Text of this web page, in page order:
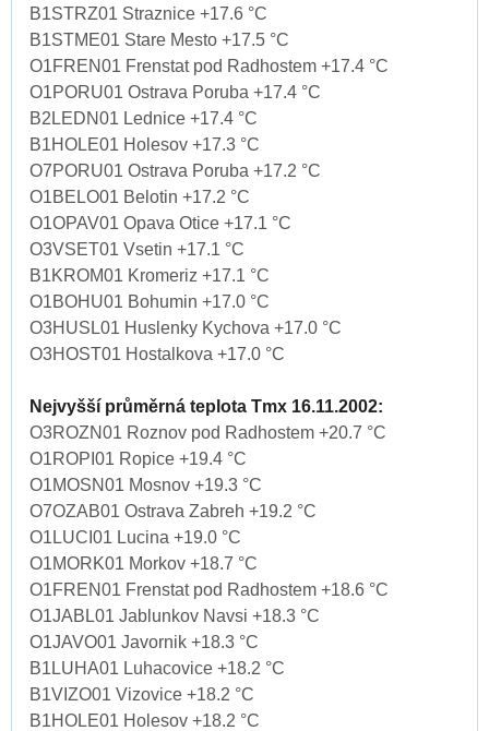
B1STRZ01 Straznice +17.6 °C
B1STME01 Stare Mesto +17.5 °C
O1FREN01 Frenstat pod Radhostem +17.4 °C
O1PORU01 Ostrava Poruba +17.4 °C
B2LEDN01 Lednice +17.4 °C
B1HOLE01 Holesov +17.3 °C
O7PORU01 Ostrava Poruba +17.2 °C
O1BELO01 Belotin +17.2 °C
O1OPAV01 Opava Otice +17.1 °C
O3VSET01 Vsetin +17.1 °C
B1KROM01 Kromeriz +17.1 °C
O1BOHU01 Bohumin +17.0 °C
O3HUSL01 Huslenky Kychova +17.0 °C
O3HOST01 Hostalkova +17.0 °C
Nejvyšší průměrná teplota Tmx 16.11.2002:
O3ROZN01 Roznov pod Radhostem +20.7 °C
O1ROPI01 Ropice +19.4 °C
O1MOSN01 Mosnov +19.3 °C
O7OZAB01 Ostrava Zabreh +19.2 °C
O1LUCI01 Lucina +19.0 °C
O1MORK01 Morkov +18.7 °C
O1FREN01 Frenstat pod Radhostem +18.6 °C
O1JABL01 Jablunkov Navsi +18.3 °C
O1JAVO01 Javornik +18.3 °C
B1LUHA01 Luhacovice +18.2 °C
B1VIZO01 Vizovice +18.2 °C
B1HOLE01 Holesov +18.2 °C